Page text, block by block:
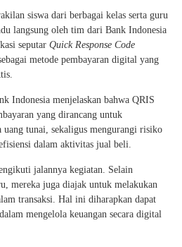
siswa dari berbagai kelas serta guru
langsung oleh tim dari Bank Indonesia
seputar Quick Response Code
metode pembayaran digital yang
Indonesia menjelaskan bahwa QRIS
yang dirancang untuk
uang tunai, sekaligus mengurangi risiko
dalam aktivitas jual beli.
jalannya kegiatan. Selain
mereka juga diajak untuk melakukan
transaksi. Hal ini diharapkan dapat
mengelola keuangan secara digital